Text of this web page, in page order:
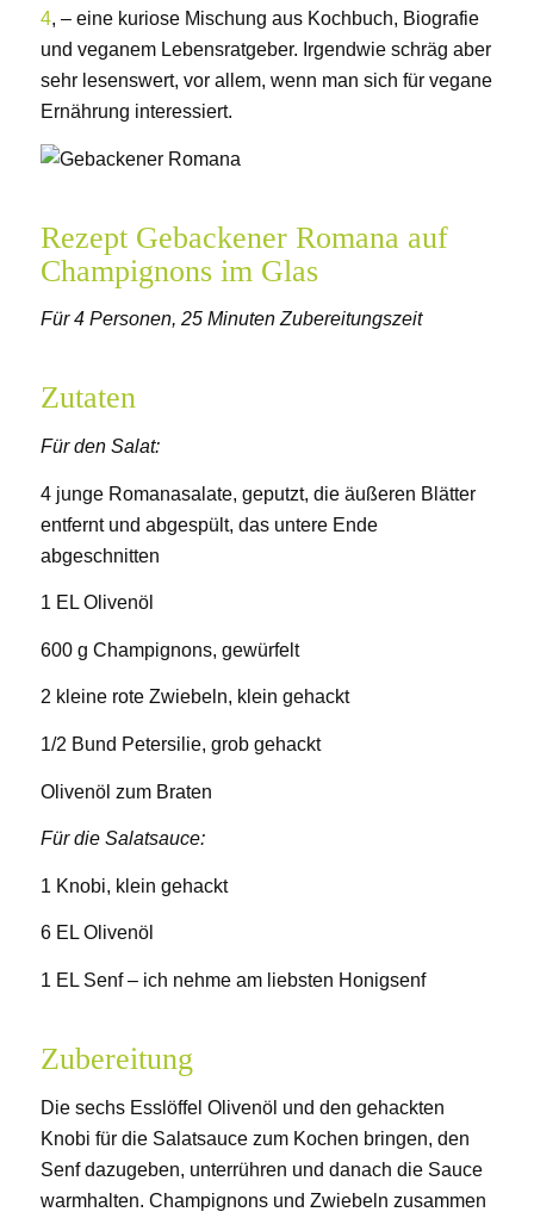
4, – eine kuriose Mischung aus Kochbuch, Biografie
und veganem Lebensratgeber. Irgendwie schräg aber
sehr lesenswert, vor allem, wenn man sich für vegane
Ernährung interessiert.
Rezept Gebackener Romana auf
Champignons im Glas
Für 4 Personen, 25 Minuten Zubereitungszeit
Zutaten
Für den Salat:
4 junge Romanasalate, geputzt, die äußeren Blätter
entfernt und abgespült, das untere Ende
abgeschnitten
1 EL Olivenöl
600 g Champignons, gewürfelt
2 kleine rote Zwiebeln, klein gehackt
1/2 Bund Petersilie, grob gehackt
Olivenöl zum Braten
Für die Salatsauce:
1 Knobi, klein gehackt
6 EL Olivenöl
1 EL Senf – ich nehme am liebsten Honigsenf
Zubereitung
Die sechs Esslöffel Olivenöl und den gehackten
Knobi für die Salatsauce zum Kochen bringen, den
Senf dazugeben, unterrühren und danach die Sauce
warmhalten. Champignons und Zwiebeln zusammen